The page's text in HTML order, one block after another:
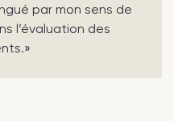
par mon sens de
l’évaluation des